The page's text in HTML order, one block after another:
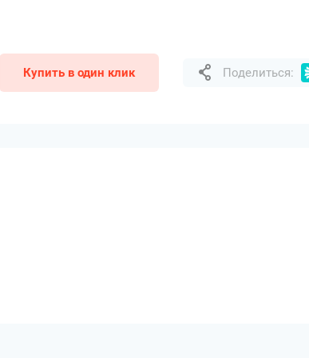
Купить в один клик Поделиться: